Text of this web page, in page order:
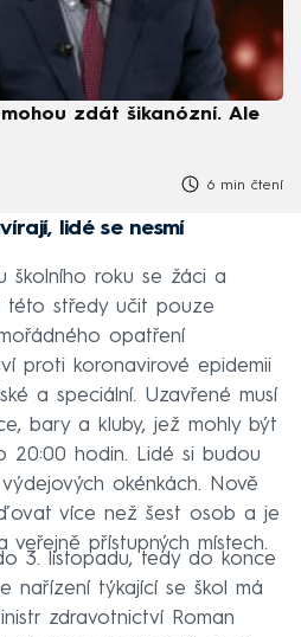
zdát šikanózní. Ale
6 min čtení
lidé se nesmí
školního roku se žáci a
této středy učit pouze
opatření
proti koronavirové epidemii
a speciální. Uzavřené musí
bary a kluby, jež mohly být
20:00 hodin. Lidé si budou
okénkách. Nově
více než šest osob a je
veřejně přístupných místech.
3. listopadu, tedy do konce
nařízení týkající se škol má
zdravotnictví Roman